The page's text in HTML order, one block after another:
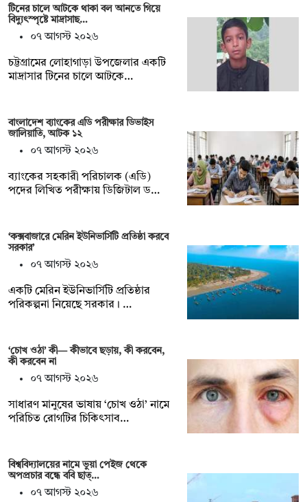
টিনের চালে আটকে থাকা বল আনতে গিয়ে
বিদ্যুৎস্পৃষ্টে মাদ্রাসাছ…
০৭ আগস্ট ২০২৬
চট্টগ্রামের লোহাগাড়া উপজেলার একটি
মাদ্রাসার টিনের চালে আটকে…
বাংলাদেশ ব্যাংকের এডি পরীক্ষার ডিভাইস
জালিয়াতি, আটক ১২
০৭ আগস্ট ২০২৬
ব্যাংকের সহকারী পরিচালক (এডি)
পদের লিখিত পরীক্ষায় ডিজিটাল ড…
‘কক্সবাজারে মেরিন ইউনিভার্সিটি প্রতিষ্ঠা করবে
সরকার’
০৭ আগস্ট ২০২৬
একটি মেরিন ইউনিভার্সিটি প্রতিষ্ঠার
পরিকল্পনা নিয়েছে সরকার। …
‘চোখ ওঠা’ কী— কীভাবে ছড়ায়, কী করবেন,
কী করবেন না
০৭ আগস্ট ২০২৬
সাধারণ মানুষের ভাষায় ‘চোখ ওঠা’ নামে
পরিচিত রোগটির চিকিৎসাব…
বিশ্ববিদ্যালয়ের নামে ভুয়া পেইজ থেকে
অপপ্রচার বন্ধে ববি ছাত্…
০৭ আগস্ট ২০২৬